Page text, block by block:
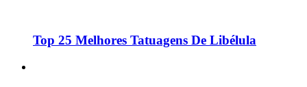
Top 25 Melhores Tatuagens De Libélula